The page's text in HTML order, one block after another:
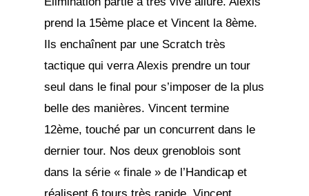
prend la 15ème place et Vincent la 8ème.
Ils enchaînent par une Scratch très
tactique qui verra Alexis prendre un tour
seul dans le final pour s’imposer de la plus
belle des manières. Vincent termine
12ème, touché par un concurrent dans le
dernier tour. Nos deux grenoblois sont
dans la série « finale » de l’Handicap et